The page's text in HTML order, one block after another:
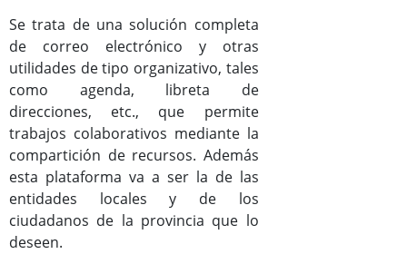
Mejoras versión Zimbra8
Manual de usuario de Zimbra
Se trata de una solución completa
de correo electrónico y otras
utilidades de tipo organizativo, tales
como agenda, libreta de
direcciones, etc., que permite
trabajos colaborativos mediante la
compartición de recursos. Además
esta plataforma va a ser la de las
entidades locales y de los
ciudadanos de la provincia que lo
deseen.